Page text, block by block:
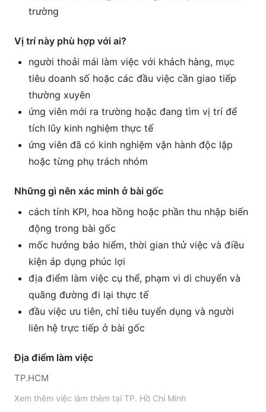
trường
Vị trí này phù hợp với ai?
người thoải mái làm việc với khách hàng, mục
tiêu doanh số hoặc các đầu việc cần giao tiếp
thường xuyên
ứng viên mới ra trường hoặc đang tìm vị trí để
tích lũy kinh nghiệm thực tế
ứng viên đã có kinh nghiệm vận hành độc lập
hoặc từng phụ trách nhóm
Những gì nên xác minh ở bài gốc
cách tính KPI, hoa hồng hoặc phần thu nhập biến
động trong bài gốc
mốc hưởng bảo hiểm, thời gian thử việc và điều
kiện áp dụng phúc lợi
địa điểm làm việc cụ thể, phạm vi di chuyển và
quãng đường đi lại thực tế
đầu việc ưu tiên, chỉ tiêu tuyển dụng và người
liên hệ trực tiếp ở bài gốc
Địa điểm làm việc
TP.HCM
Xem thêm việc làm thêm tại TP. Hồ Chí Minh